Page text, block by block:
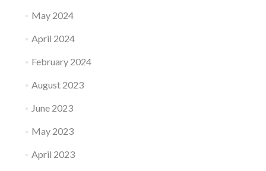
May 2024
April 2024
February 2024
August 2023
June 2023
May 2023
April 2023